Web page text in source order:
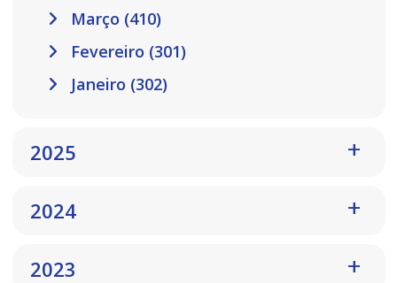
Março (410)
Fevereiro (301)
Janeiro (302)
2025
2024
2023